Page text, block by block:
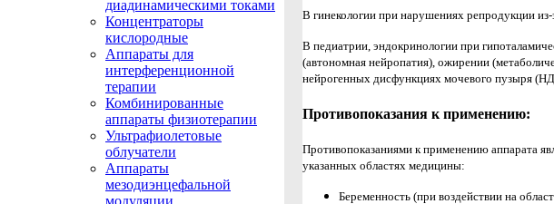
диадинамическими токами
Концентраторы
кислородные
Аппараты для
интерференционной
терапии
Комбинированные
аппараты физиотерапии
Ультрафиолетовые
облучатели
Аппараты
мезодиэнцефальной
В гинекологии при нарушениях репродукции
В педиатрии, эндокринологии при
(автономная нейропатия), ожирении
нейрогенных дисфункциях мочевого пузыря
Противопоказания к применению:
Противопоказаниями к применению аппарата
указанных областях медицины:
Беременность (при воздействии на